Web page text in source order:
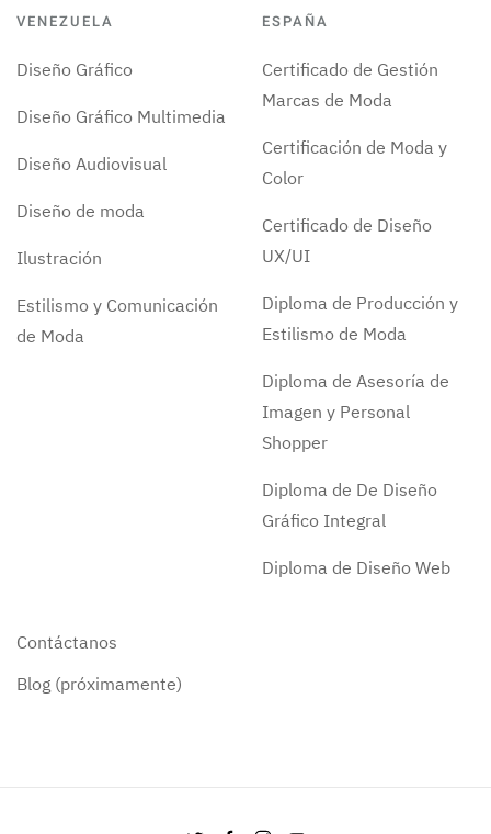
VENEZUELA
Diseño Gráfico
Diseño Gráfico Multimedia
Diseño Audiovisual
Diseño de moda
Ilustración
Estilismo y Comunicación
de Moda
ESPAÑA
Certificado de Gestión
Marcas de Moda
Certificación de Moda y
Color
Certificado de Diseño
UX/UI
Diploma de Producción y
Estilismo de Moda
Diploma de Asesoría de
Imagen y Personal
Shopper
Diploma de De Diseño
Gráfico Integral
Diploma de Diseño Web
Contáctanos
Blog (próximamente)